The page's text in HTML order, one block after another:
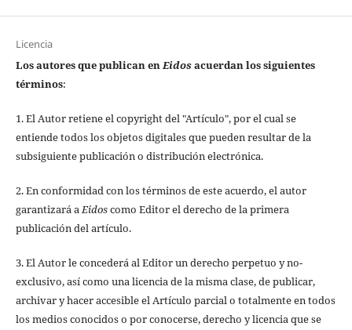
Licencia
Los autores que publican enEidosacuerdan los siguientes
términos:
1. El Autor retiene el copyright del "Artículo", por el cual se
entiende todos los objetos digitales que pueden resultar de la
subsiguiente publicación o distribución electrónica.
2. En conformidad con los términos de este acuerdo, el autor
garantizará aEidoscomo Editor el derecho de la primera
publicación del artículo.
3. El Autor le concederá al Editor un derecho perpetuo y no-
exclusivo, así como una licencia de la misma clase, de publicar,
archivar y hacer accesible el Artículo parcial o totalmente en todos
los medios conocidos o por conocerse, derecho y licencia que se